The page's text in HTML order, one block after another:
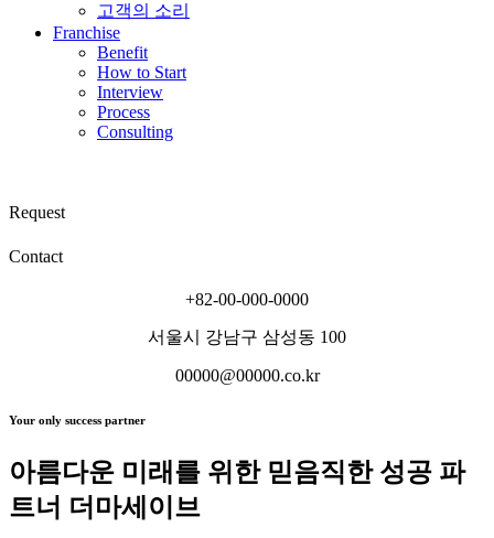
고객의 소리
Franchise
Benefit
How to Start
Interview
Process
Consulting
Request
Contact
+82-00-000-0000
서울시 강남구 삼성동 100
00000@00000.co.kr
Your only success partner
아름다운 미래를 위한 믿음직한 성공 파
트너 더마세이브